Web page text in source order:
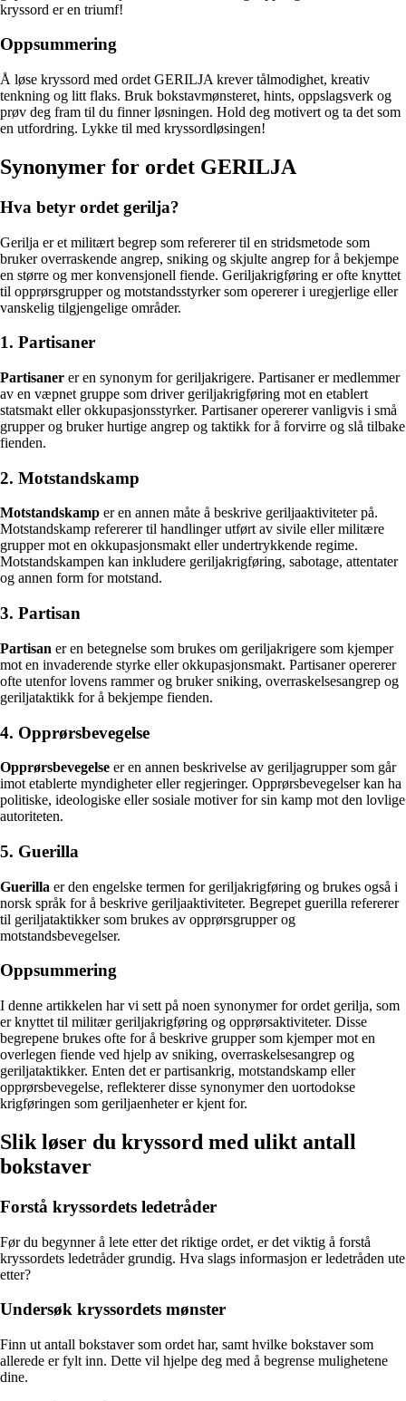
kryssord er en triumf!
Oppsummering
Å løse kryssord med ordet GERILJA krever tålmodighet, kreativ
tenkning og litt flaks. Bruk bokstavmønsteret, hints, oppslagsverk og
prøv deg fram til du finner løsningen. Hold deg motivert og ta det som
en utfordring. Lykke til med kryssordløsingen!
Synonymer for ordet GERILJA
Hva betyr ordet gerilja?
Gerilja er et militært begrep som refererer til en stridsmetode som
bruker overraskende angrep, sniking og skjulte angrep for å bekjempe
en større og mer konvensjonell fiende. Geriljakrigføring er ofte knyttet
til opprørsgrupper og motstandsstyrker som opererer i uregjerlige eller
vanskelig tilgjengelige områder.
1. Partisaner
Partisaner er en synonym for geriljakrigere. Partisaner er medlemmer
av en væpnet gruppe som driver geriljakrigføring mot en etablert
statsmakt eller okkupasjonsstyrker. Partisaner opererer vanligvis i små
grupper og bruker hurtige angrep og taktikk for å forvirre og slå tilbake
fienden.
2. Motstandskamp
Motstandskamp er en annen måte å beskrive geriljaaktiviteter på.
Motstandskamp refererer til handlinger utført av sivile eller militære
grupper mot en okkupasjonsmakt eller undertrykkende regime.
Motstandskampen kan inkludere geriljakrigføring, sabotage, attentater
og annen form for motstand.
3. Partisan
Partisan er en betegnelse som brukes om geriljakrigere som kjemper
mot en invaderende styrke eller okkupasjonsmakt. Partisaner opererer
ofte utenfor lovens rammer og bruker sniking, overraskelsesangrep og
geriljataktikk for å bekjempe fienden.
4. Opprørsbevegelse
Opprørsbevegelse er en annen beskrivelse av geriljagrupper som går
imot etablerte myndigheter eller regjeringer. Opprørsbevegelser kan ha
politiske, ideologiske eller sosiale motiver for sin kamp mot den lovlige
autoriteten.
5. Guerilla
Guerilla er den engelske termen for geriljakrigføring og brukes også i
norsk språk for å beskrive geriljaaktiviteter. Begrepet guerilla refererer
til geriljataktikker som brukes av opprørsgrupper og
motstandsbevegelser.
Oppsummering
I denne artikkelen har vi sett på noen synonymer for ordet gerilja, som
er knyttet til militær geriljakrigføring og opprørsaktiviteter. Disse
begrepene brukes ofte for å beskrive grupper som kjemper mot en
overlegen fiende ved hjelp av sniking, overraskelsesangrep og
geriljataktikker. Enten det er partisankrig, motstandskamp eller
opprørsbevegelse, reflekterer disse synonymer den uortodokse
krigføringen som geriljaenheter er kjent for.
Slik løser du kryssord med ulikt antall
bokstaver
Forstå kryssordets ledetråder
Før du begynner å lete etter det riktige ordet, er det viktig å forstå
kryssordets ledetråder grundig. Hva slags informasjon er ledetråden ute
etter?
Undersøk kryssordets mønster
Finn ut antall bokstaver som ordet har, samt hvilke bokstaver som
allerede er fylt inn. Dette vil hjelpe deg med å begrense mulighetene
dine.